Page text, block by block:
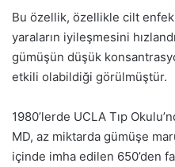
Bu özellik, özellikle cilt
yaraların iyileşmesini
gümüşün düşük
etkili olabildiği görülmüştür.
1980’lerde UCLA Tıp
MD, az miktarda gümüşe
içinde imha edilen 650’den